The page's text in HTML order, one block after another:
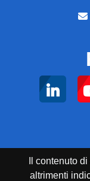
Il contenuto
altrimenti